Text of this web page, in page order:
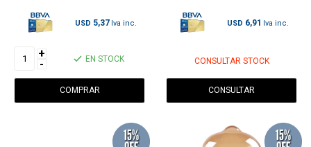
USD 5,37
+
- EN STOCK
USD 6,91
CONSULTAR STOCK
CONSULTAR